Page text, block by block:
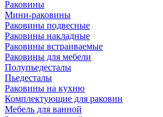
Раковины
Мини-раковины
Раковины подвесные
Раковины накладные
Раковины встраиваемые
Раковины для мебели
Полупьедесталы
Пьедесталы
Раковины на кухню
Комплектующие для раковин
Мебель для ванной